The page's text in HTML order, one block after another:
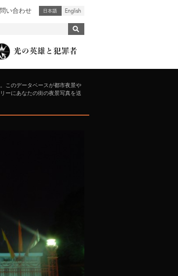
い合わせ
このデータベースが都市夜景や
ーにあなたの街の夜景写真を送